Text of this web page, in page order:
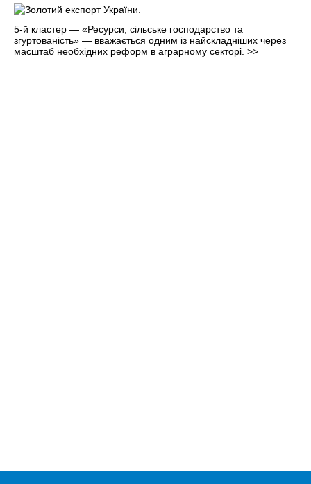
5-й кластер — «Ресурси, сільське господарство та
згуртованість» — вважається одним із найскладніших через
масштаб необхідних реформ в аграрному секторі. >>